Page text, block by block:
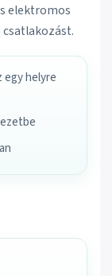
elektromos
egy helyre